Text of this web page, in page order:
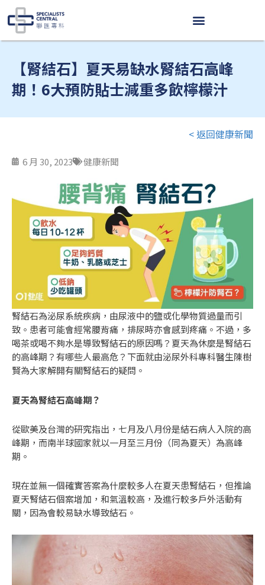
至
【腎結石】夏天易缺水腎結石高峰
期！6大預防貼士減重多飲檸檬汁
6 月 30, 2023 健康新聞
< 返回健康新聞
腎結石為泌尿系統疾病，由尿液中的鹽或化學物質過量而引
致。患者可能會經常腰背痛，排尿時亦會感到疼痛。不過，多
喝茶或喝不夠水是導致腎結石的原因嗎？夏天為休麼是腎結石
的高峰期？有哪些人最高危？下面就由泌尿外科專科醫生陳樹
賢為大家解開有關腎結石的疑問。
夏天為腎結石高峰期？
從歐美及台灣的研究指出，七月及八月份是結石病人入院的高
峰期，而南半球國家就以一月至三月份（同為夏天）為高峰
期。
現在並無一個確實答案為什麼較多人在夏天患腎結石，但推論
夏天腎結石個案增加，和氣溫較高，及進行較多戶外活動有
關，因為會較易缺水導致結石。